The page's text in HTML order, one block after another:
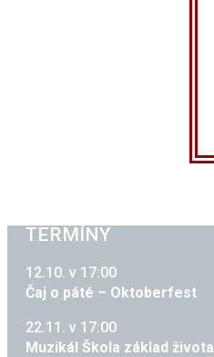
TERMÍNY
12.10. v 17:00
Čaj o páté – Oktoberfest
22.11. v 17:00
Muzikál Škola základ života